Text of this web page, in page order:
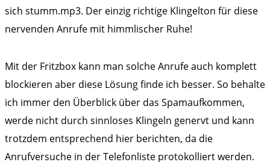
sich stumm.mp3. Der einzig richtige Klingelton für diese
nervenden Anrufe mit himmlischer Ruhe!
Mit der Fritzbox kann man solche Anrufe auch komplett
blockieren aber diese Lösung finde ich besser. So behalte
ich immer den Überblick über das Spamaufkommen,
werde nicht durch sinnloses Klingeln genervt und kann
trotzdem entsprechend hier berichten, da die
Anrufversuche in der Telefonliste protokolliert werden.